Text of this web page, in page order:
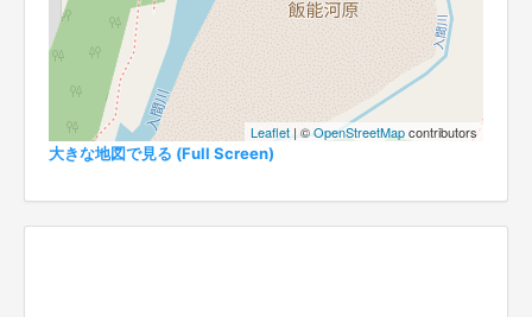
Leaflet | ©OpenStreetMapcontributors
大きな地図で見る (Full Screen)